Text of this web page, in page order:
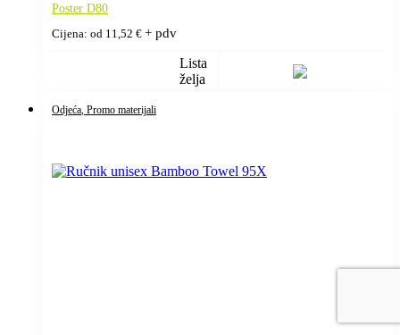
Poster D80
Cijena: od 11,52 € + pdv
Lista
želja
Odjeća, Promo materijali